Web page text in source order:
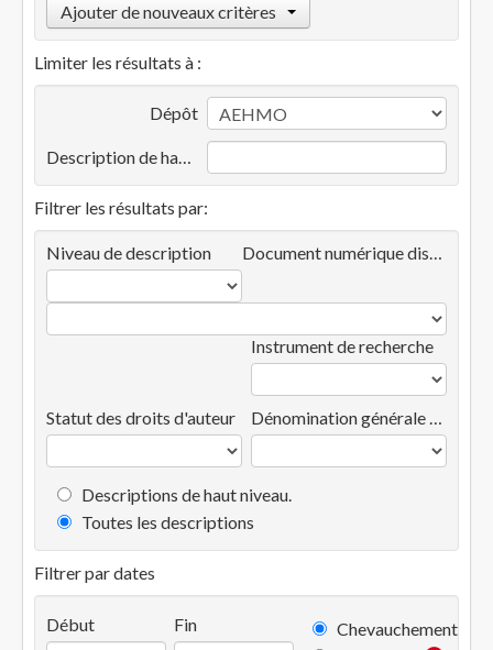
Ajouter de nouveaux critères
Limiter les résultats à :
Dépôt
Description de haut niveau
Filtrer les résultats par:
Niveau de description Document numérique disponible
Instrument de recherche
Statut des droits d'auteur Dénomination générale des documents
Descriptions de haut niveau.
Toutes les descriptions
Filtrer par dates
Début Fin
Chevauchement